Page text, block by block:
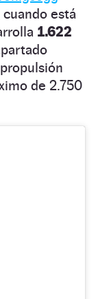
está
1.622
de 2.750